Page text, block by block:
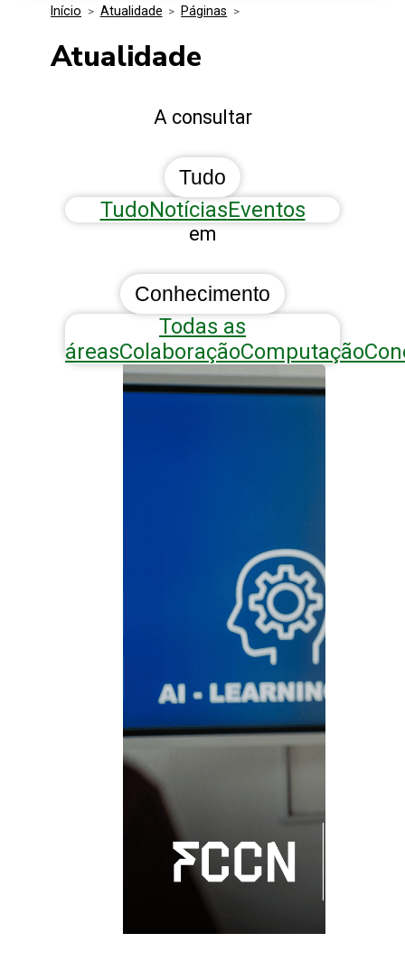
Media Kit
Eventos
Início > Atualidade > Páginas >
Atualidade
A consultar
Tudo
TudoNotíciasEventos
em
Conhecimento
Todas as
áreasColaboraçãoComputação